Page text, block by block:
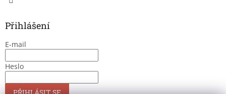
Přihlášení
E-mail
Heslo